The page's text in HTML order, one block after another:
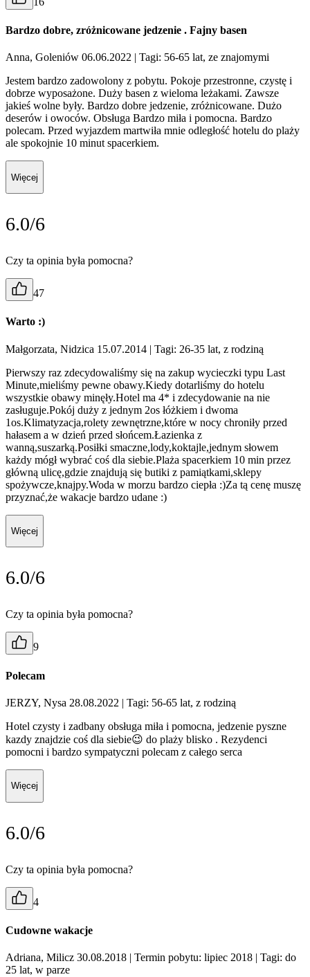
Bardzo dobre, zróżnicowane jedzenie . Fajny basen
Anna, Goleniów 06.06.2022
| Tagi: 56-65 lat, ze znajomymi
Jestem bardzo zadowolony z pobytu. Pokoje przestronne, czystę i
dobrze wyposażone. Duży basen z wieloma leżakami. Zawsze
jakieś wolne były. Bardzo dobre jedzenie, zróżnicowane. Dużo
deserów i owoców. Obsługa Bardzo miła i pomocna. Bardzo
polecam. Przed wyjazdem martwiła mnie odległość hotelu do plaży
ale spokojnie 10 minut spacerkiem.
Więcej
6.0/6
Czy ta opinia była pomocna?
47
Warto :)
Małgorzata, Nidzica 15.07.2014 | Tagi: 26-35 lat, z rodziną
Pierwszy raz zdecydowaliśmy się na zakup wycieczki typu Last
Minute,mieliśmy pewne obawy.Kiedy dotarliśmy do hotelu
wszystkie obawy minęły.Hotel ma 4* i zdecydowanie na nie
zasługuje.Pokój duży z jednym 2os łóżkiem i dwoma
1os.Klimatyzacja,rolety zewnętrzne,które w nocy chroniły przed
hałasem a w dzień przed słońcem.Łazienka z
wanną,suszarką.Posiłki smaczne,lody,koktajle,jednym słowem
każdy mógł wybrać coś dla siebie.Plaża spacerkiem 10 min przez
główną ulicę,gdzie znajdują się butiki z pamiątkami,sklepy
spożywcze,knajpy.Woda w morzu bardzo ciepła :)Za tą cenę muszę
przyznać,że wakacje bardzo udane :)
Więcej
6.0/6
Czy ta opinia była pomocna?
9
Polecam
JERZY, Nysa 28.08.2022 | Tagi: 56-65 lat, z rodziną
Hotel czysty i zadbany obsługa miła i pomocna, jedzenie pyszne
kazdy znajdzie coś dla siebie😉 do plaży blisko . Rezydenci
pomocni i bardzo sympatyczni polecam z całego serca
Więcej
6.0/6
Czy ta opinia była pomocna?
4
Cudowne wakacje
Adriana, Milicz 30.08.2018 | Termin pobytu: lipiec 2018 | Tagi: do
25 lat, w parze